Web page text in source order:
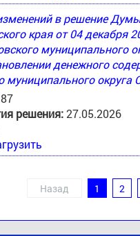
в решение
края от 04 декабря
муниципального
денежного
муниципального округа
87
решения:27.05.2026
Назад 1 2